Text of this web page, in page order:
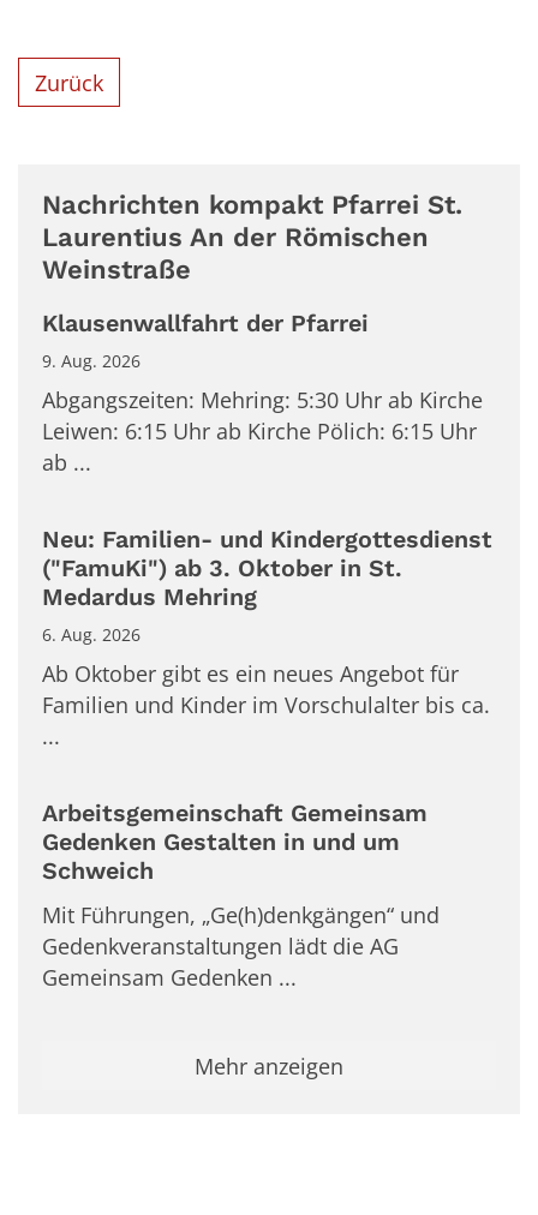
Zurück
Nachrichten kompakt Pfarrei St.
Laurentius An der Römischen
Weinstraße
Klausenwallfahrt der Pfarrei
9. Aug. 2026
Abgangszeiten: Mehring: 5:30 Uhr ab Kirche
Leiwen: 6:15 Uhr ab Kirche Pölich: 6:15 Uhr
ab ...
Neu: Familien- und Kindergottesdienst
("FamuKi") ab 3. Oktober in St.
Medardus Mehring
6. Aug. 2026
Ab Oktober gibt es ein neues Angebot für
Familien und Kinder im Vorschulalter bis ca.
...
Arbeitsgemeinschaft Gemeinsam
Gedenken Gestalten in und um
Schweich
Mit Führungen, „Ge(h)denkgängen“ und
Gedenkveranstaltungen lädt die AG
Gemeinsam Gedenken ...
Mehr anzeigen